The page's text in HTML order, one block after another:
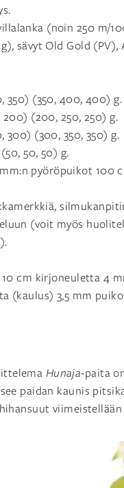
(noin 250 m/
sävyt Old Gold
350) (350, 400, 400) g.
200) (200, 250, 250) g.
300) (300, 350, 350) g.
50, 50) g.
pyöröpuikot 100
(voit myös
10 cm kirjoneuletta 4
(kaulus) 3,5 mm
Hunaja-paita
paidan kaunis